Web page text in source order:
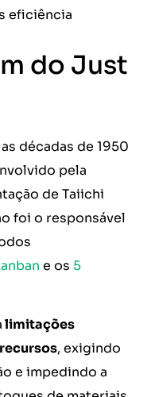
eficiência
do Just
décadas de 1950
pela
de Taiichi
foi o responsável
e os 5
limitações
, exigindo
e impedindo a